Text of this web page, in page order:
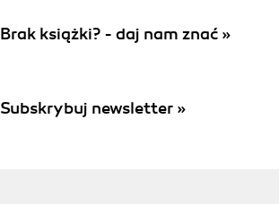
Brak książki? - daj nam znać »
Subskrybuj newsletter »